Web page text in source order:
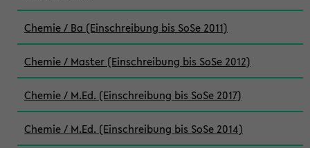
Chemie / Ba (Einschreibung bis SoSe 2011)
Chemie / Master (Einschreibung bis SoSe 2012)
Chemie / M.Ed. (Einschreibung bis SoSe 2017)
Chemie / M.Ed. (Einschreibung bis SoSe 2014)